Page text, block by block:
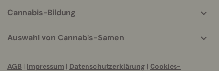
Cannabis-Bildung
Auswahl von Cannabis-Samen
AGB | Impressum | Datenschutzerklärung | Cookies-